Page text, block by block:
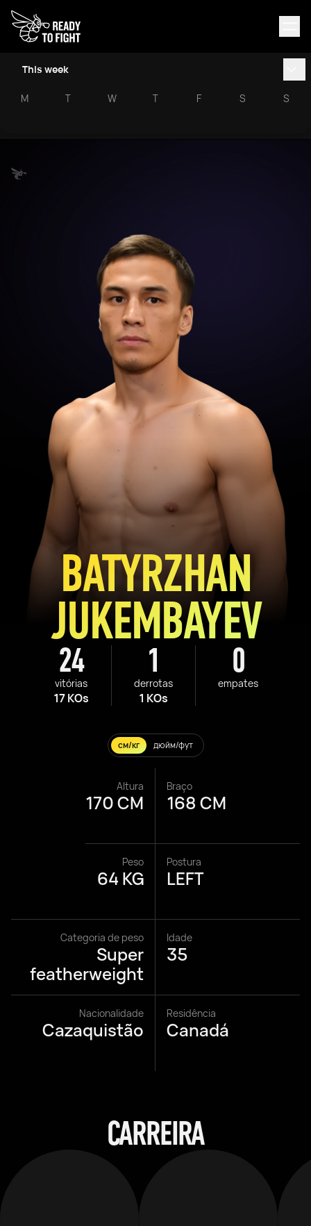
This week
M T W T F S S
24
vitórias
17 KOs
1
derrotas
1 KOs
0
empates
BATYRZHAN
JUKEMBAYEV
см/кг дюйм/фут
Altura
170 CM
Braço
168 CM
Peso
64 KG
Postura
LEFT
Categoria de peso
Super
featherweight
Idade
35
Nacionalidade
Cazaquistão
Residência
Canadá
CARREIRA